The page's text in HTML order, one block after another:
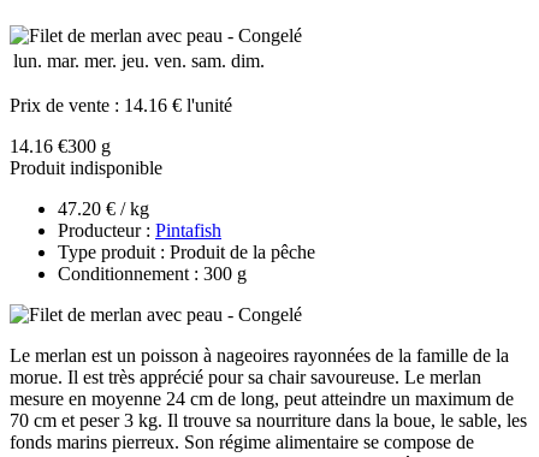
lun. mar. mer. jeu. ven. sam. dim.
Prix de vente : 14.16 € l'unité
14.16 €300 g
Produit indisponible
47.20 € / kg
Producteur : Pintafish
Type produit : Produit de la pêche
Conditionnement : 300 g
Le merlan est un poisson à nageoires rayonnées de la famille de la
morue. Il est très apprécié pour sa chair savoureuse. Le merlan
mesure en moyenne 24 cm de long, peut atteindre un maximum de
70 cm et peser 3 kg. Il trouve sa nourriture dans la boue, le sable, les
fonds marins pierreux. Son régime alimentaire se compose de